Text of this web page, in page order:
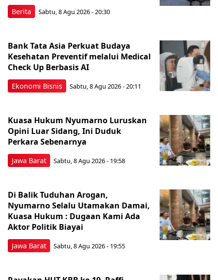
Berita Sabtu, 8 Agu 2026 - 20:30
Ekonomi Bisnis
Bank Tata Asia Perkuat Budaya
Kesehatan Preventif melalui Medical
Check Up Berbasis AI
Sabtu, 8 Agu 2026 - 20:11
Jawa Barat
Kuasa Hukum Nyumarno Luruskan
Opini Luar Sidang, Ini Duduk
Perkara Sebenarnya ​
Sabtu, 8 Agu 2026 - 19:58
Jawa Barat
Di Balik Tuduhan Arogan,
Nyumarno Selalu Utamakan Damai,
Kuasa Hukum : Dugaan Kami Ada
Aktor Politik Biayai
Sabtu, 8 Agu 2026 - 19:55